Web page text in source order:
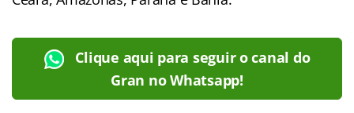
Clique aqui para seguir o canal do
Gran no Whatsapp!